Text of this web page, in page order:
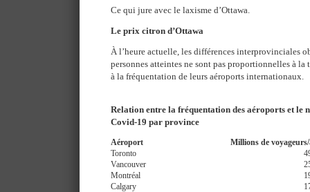
Ce qui jure avec le laxisme d’Ottawa.
Le prix citron d’Ottawa
À l’heure actuelle, les différences interprovinciales
personnes atteintes ne sont pas proportionnelles à
à la fréquentation de leurs aéroports internationaux.
Relation entre la fréquentation des aéroports et le
Covid-19 par province
Aéroport
Millions de
Toronto
Vancouver
Montréal
Calgary